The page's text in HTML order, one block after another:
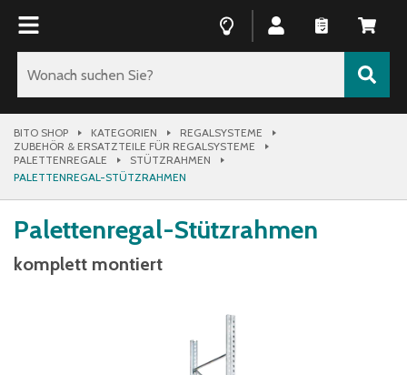
BITO SHOP KATEGORIEN
REGALSYSTEME
ZUBEHÖR & ERSATZTEILE FÜR REGALSYSTEME
PALETTENREGALE
STÜTZRAHMEN
PALETTENREGAL-STÜTZRAHMEN
Palettenregal-Stützrahmen
komplett montiert